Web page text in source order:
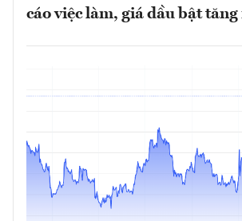
cáo việc làm, giá dầu bật